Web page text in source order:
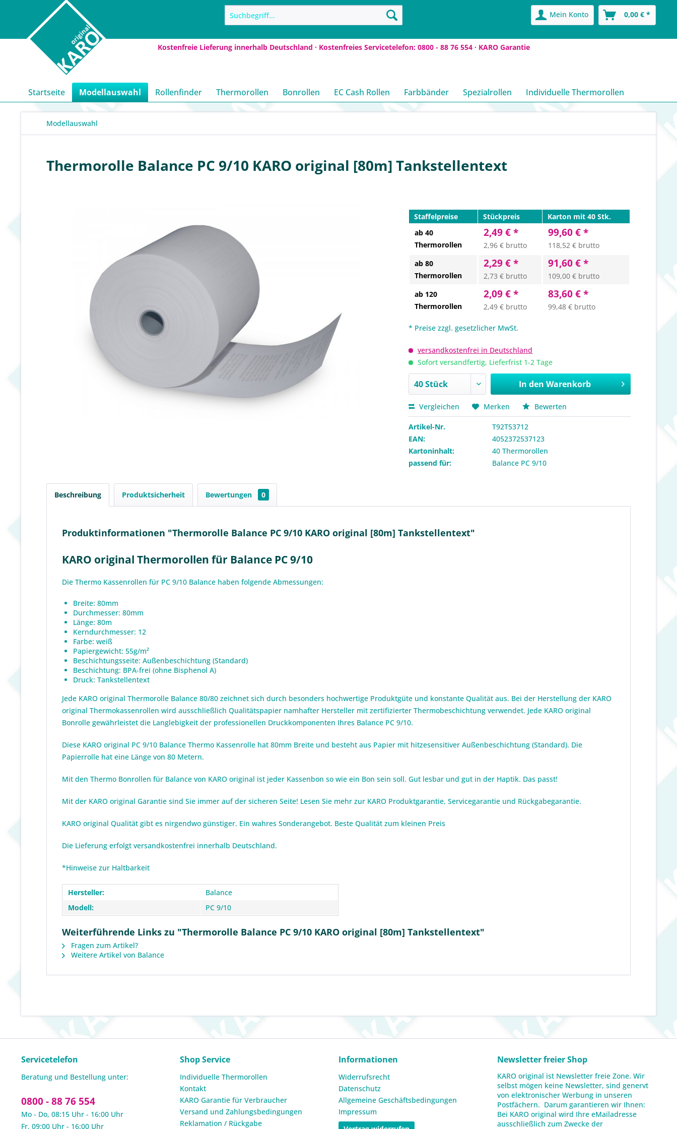
Kostenfreie Lieferung innerhalb Deutschland · Kostenfreies Servicetelefon: 0800 - 88 76 554 · KARO Garantie
Mein Konto 0,00 € *
Startseite Modellauswahl Rollenfinder Thermorollen Bonrollen EC Cash Rollen Farbbänder Spezialrollen Individuelle Thermorollen
Modellauswahl
Thermorolle Balance PC 9/10 KARO original [80m] Tankstellentext
Staffelpreise Stückpreis
Karton mit 40 Stk.
ab 40
Thermorollen
2,49 € *
2,96 € brutto
99,60 € *
118,52 € brutto
ab 80
Thermorollen
2,29 € *
2,73 € brutto
91,60 € *
109,00 € brutto
ab 120
Thermorollen
2,09 € *
2,49 € brutto
83,60 € *
99,48 € brutto
* Preise zzgl. gesetzlicher MwSt.
versandkostenfrei in Deutschland
Sofort versandfertig, Lieferfrist 1-2 Tage
In den Warenkorb
Vergleichen Merken Bewerten
Artikel-Nr.
T92T53712
EAN:
4052372537123
Kartoninhalt:
40 Thermorollen
passend für:
Balance PC 9/10
Beschreibung Produktsicherheit Bewertungen 0
Produktinformationen "Thermorolle Balance PC 9/10 KARO original [80m] Tankstellentext"
KARO original Thermorollen für Balance PC 9/10
Die Thermo Kassenrollen für PC 9/10 Balance haben folgende Abmessungen:
Breite: 80mm
Durchmesser: 80mm
Länge: 80m
Kerndurchmesser: 12
Farbe: weiß
Papiergewicht: 55g/m²
Beschichtungsseite: Außenbeschichtung (Standard)
Beschichtung: BPA-frei (ohne Bisphenol A)
Druck: Tankstellentext
Jede KARO original Thermorolle Balance 80/80 zeichnet sich durch besonders hochwertige Produktgüte und konstante Qualität aus. Bei der Herstellung der KARO
original Thermokassenrollen wird ausschließlich Qualitätspapier namhafter Hersteller mit zertifizierter Thermobeschichtung verwendet. Jede KARO original
Bonrolle gewährleistet die Langlebigkeit der professionellen Druckkomponenten Ihres Balance PC 9/10.
Diese KARO original PC 9/10 Balance Thermo Kassenrolle hat 80mm Breite und besteht aus Papier mit hitzesensitiver Außenbeschichtung (Standard). Die
Papierrolle hat eine Länge von 80 Metern.
Mit den Thermo Bonrollen für Balance von KARO original ist jeder Kassenbon so wie ein Bon sein soll. Gut lesbar und gut in der Haptik. Das passt!
Mit der KARO original Garantie sind Sie immer auf der sicheren Seite! Lesen Sie mehr zur KARO Produktgarantie, Servicegarantie und Rückgabegarantie.
KARO original Qualität gibt es nirgendwo günstiger. Ein wahres Sonderangebot. Beste Qualität zum kleinen Preis
Die Lieferung erfolgt versandkostenfrei innerhalb Deutschland.
*Hinweise zur Haltbarkeit
Hersteller:
Balance
Modell:
PC 9/10
Weiterführende Links zu "Thermorolle Balance PC 9/10 KARO original [80m] Tankstellentext"
Fragen zum Artikel?
Weitere Artikel von Balance
Servicetelefon
Beratung und Bestellung unter:
0800 - 88 76 554
Mo - Do, 08:15 Uhr - 16:00 Uhr
Fr, 09:00 Uhr - 16:00 Uhr
Shop Service
Individuelle Thermorollen
Kontakt
KARO Garantie für Verbraucher
Versand und Zahlungsbedingungen
Reklamation / Rückgabe
Informationen
Widerrufsrecht
Datenschutz
Allgemeine Geschäftsbedingungen
Impressum
Newsletter freier Shop
KARO original ist Newsletter freie Zone. Wir
selbst mögen keine Newsletter, sind genervt
von elektronischer Werbung in unseren
Postfächern. Darum garantieren wir Ihnen:
Bei KARO original wird Ihre eMailadresse
ausschließlich zum Zwecke der